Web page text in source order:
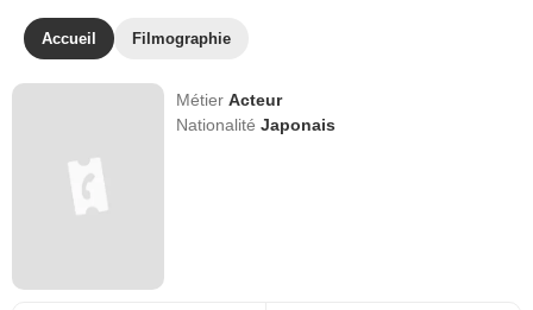
Accueil Filmographie
MétierActeur
NationalitéJaponais